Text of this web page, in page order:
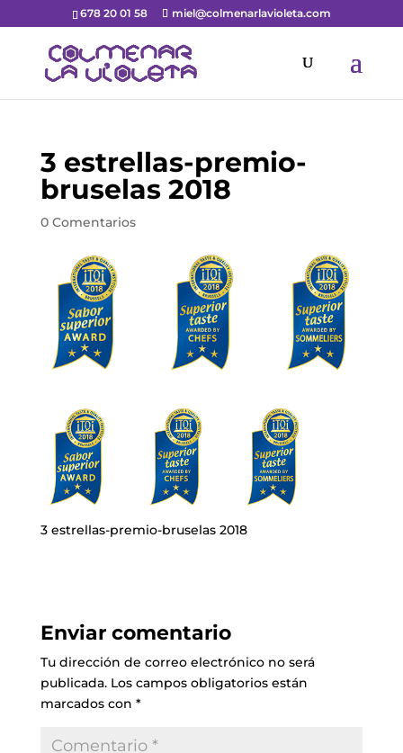
678 20 01 58 miel@colmenarlavioleta.com
3 estrellas-premio-
bruselas 2018
0 Comentarios
3 estrellas-premio-bruselas 2018
Enviar comentario
Tu dirección de correo electrónico no será
publicada. Los campos obligatorios están
marcados con *